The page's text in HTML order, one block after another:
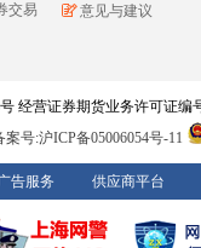
交易
意见与建议
经营证券期货业务许可证编
案号:沪ICP备05006054号-11
告服务 供应商平台